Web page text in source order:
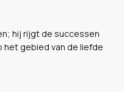
hij rijgt de successen
het gebied van de liefde